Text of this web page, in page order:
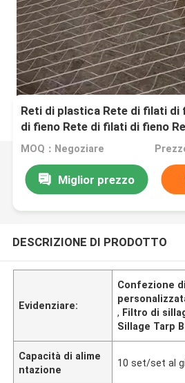
Reti di plastica Rete di filati di
di fieno Rete di filati di fieno
Rete di filati di fieno Rete di
filati di fieno Rete di filati di
fieno Rete di filati di fieno
Rete di filati di fieno Rete di
filati di fieno Rete di filati di
MOQ：Negoziare
Miglior prezzo
DESCRIZIONE DI PRODOTTO
Evidenziare:
Confezione
, Filtro di
Sillage Tarp
Capacità di alime
ntazione
10 set/set al